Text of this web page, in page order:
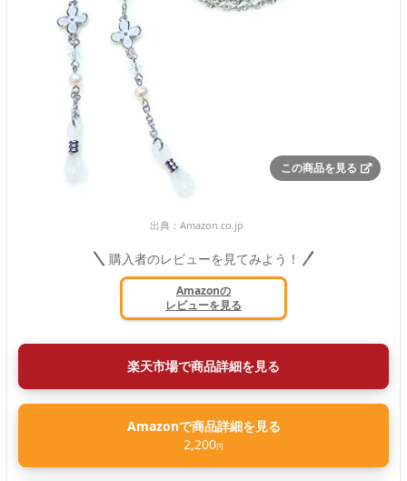
この商品を見る
出典： Amazon.co.jp
購入者のレビューを見てみよう！
Amazonの
レビューを見る
楽天市場で商品詳細を見る
Amazonで商品詳細を見る
2,200円